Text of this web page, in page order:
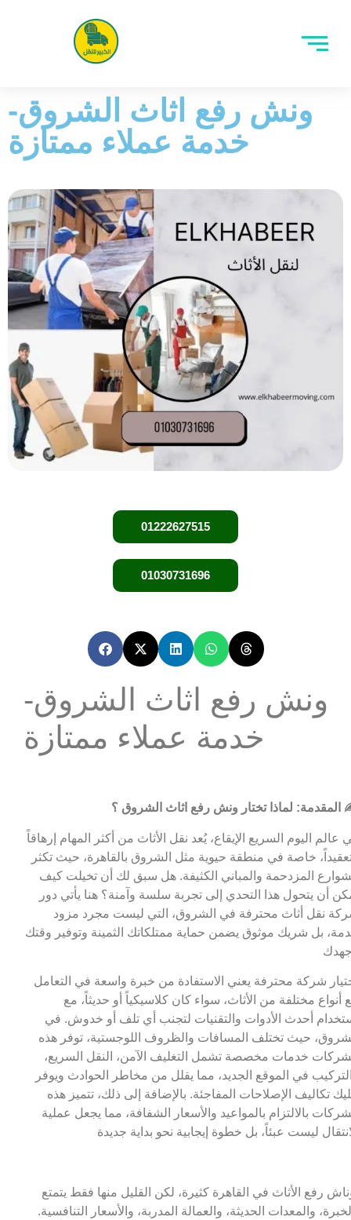
ونش رفع اثاث الشروق-
خدمة عملاء ممتازة
01222627515
01030731696
ونش رفع اثاث الشروق-
خدمة عملاء ممتازة
لماذا تختار ونش رفع اثاث الشروق ؟
عالم اليوم السريع الإيقاع، يُعد نقل الأثاث من أكثر المهام إرهاقاً
خاصة في منطقة حيوية مثل الشروق بالقاهرة، حيث تكثر
المزدحمة والمباني الكثيفة. هل سبق لك أن تخيلت كيف
أن يتحول هذا التحدي إلى تجربة سلسة وآمنة؟ هنا يأتي دور
نقل أثاث محترفة في الشروق، التي ليست مجرد مزود
بل شريك موثوق يضمن حماية ممتلكاتك الثمينة وتوفير وقتك
شركة محترفة يعني الاستفادة من خبرة واسعة في التعامل
أنواع مختلفة من الأثاث، سواء كان كلاسيكياً أو حديثاً، مع
أحدث الأدوات والتقنيات لتجنب أي تلف أو خدوش. في
حيث تختلف المسافات والظروف اللوجستية، توفر هذه
خدمات مخصصة تشمل التغليف الآمن، النقل السريع،
في الموقع الجديد، مما يقلل من مخاطر الحوادث ويوفر
تكاليف الإصلاحات المفاجئة. بالإضافة إلى ذلك، تتميز هذه
بالالتزام بالمواعيد والأسعار الشفافة، مما يجعل عملية
ليست عبئاً، بل خطوة إيجابية نحو بداية جديدة
رفع الأثاث في القاهرة كثيرة، لكن القليل منها فقط يتمتع
والمعدات الحديثة، والعمالة المدربة، والأسعار التنافسية.